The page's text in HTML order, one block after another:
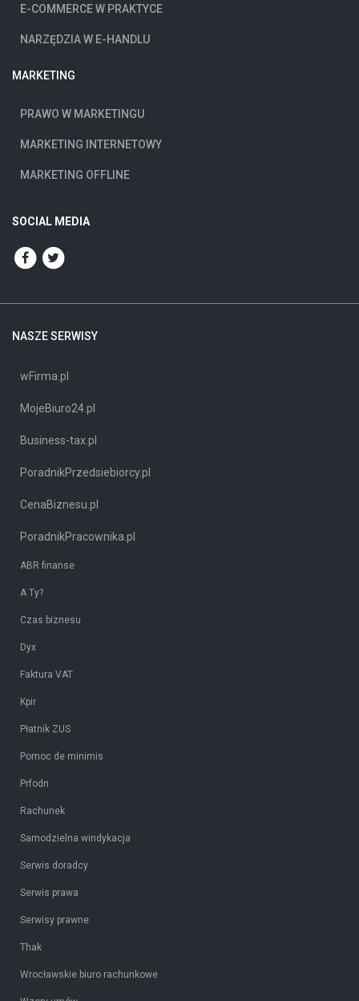
E-COMMERCE W PRAKTYCE
NARZĘDZIA W E-HANDLU
MARKETING
PRAWO W MARKETINGU
MARKETING INTERNETOWY
MARKETING OFFLINE
SOCIAL MEDIA
NASZE SERWISY
wFirma.pl
MojeBiuro24.pl
Business-tax.pl
PoradnikPrzedsiebiorcy.pl
CenaBiznesu.pl
PoradnikPracownika.pl
ABR finanse
A Ty?
Czas biznesu
Dyx
Faktura VAT
Kpir
Płatnik ZUS
Pomoc de minimis
Prfodn
Rachunek
Samodzielna windykacja
Serwis doradcy
Serwis prawa
Serwisy prawne
Thak
Wrocławskie biuro rachunkowe